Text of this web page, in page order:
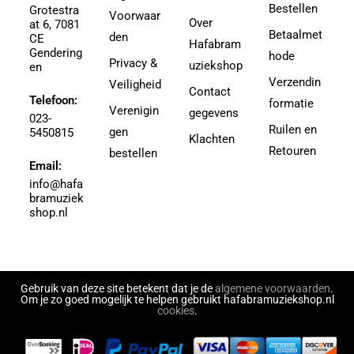
Agrell, Jeffrey
Agricole-Genin, Paul
Aguilar, Walter Leon
Aguilera, Christina
Ahbez, Eden
Ahle, Johann R.
Ahronheim, Albert
Airto Moreira Ramon Zenker
Aitken
Aitken, Robert
Al Hirt
Al-Odeh, Simon
3-4
3.5
30
3e divisie
4
4,5
4,5 (3e divisie)
4.5
6
7
43497
Grotestra
at 6, 7081
CE
Gendering
en
Telefoon:
023-
5450815
Email:
info@hafa
bramuziek
shop.nl
Voorwaar
den
Privacy &
Veiligheid
Verenigin
gen
bestellen
Over
Hafabram
uziekshop
Contact
gegevens
Klachten
Bestellen
Betaalmet
hode
Verzendin
formatie
Ruilen en
Retouren
Gebruik van deze site betekent dat je dealgemene voorwaarden.
Om je zo goed mogelijk te helpen gebruikt hafabramuziekshop.nl
cookies.